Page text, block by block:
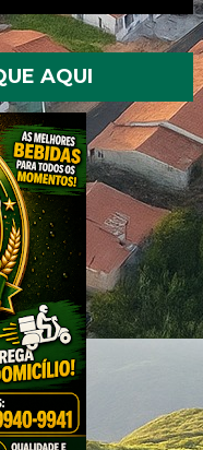
AQUI